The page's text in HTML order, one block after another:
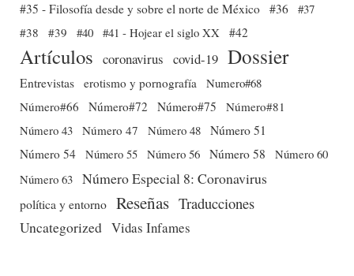
#35 - Filosofía desde y sobre el norte de México #36 #37
#38
#39 #40 #41 - Hojear el siglo XX #42
Artículos coronavirus covid-19 Dossier
Entrevistas erotismo y pornografía Numero#68
Número#66
Número#72 Número#75
Número#81
Número 43 Número 47 Número 48 Número 51
Número 54 Número 55 Número 56 Número 58
Número 60
Número 63 Número Especial 8: Coronavirus
política y entorno Reseñas Traducciones
Uncategorized Vidas Infames